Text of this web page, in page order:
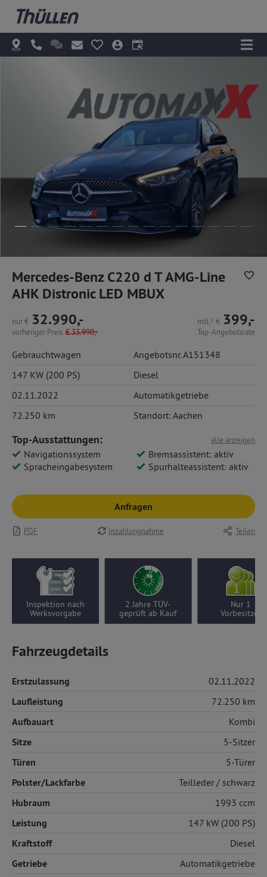
Mercedes-Benz C220 d T AMG-Line
AHK Distronic LED MBUX
nur€ 32.990,-
vorheriger Preis €33.990,-
mtl.1 € 399,-
Top-Angebotsrate
Gebrauchtwagen
Angebotsnr. A151348
147 KW (200 PS)
Diesel
02.11.2022
Automatikgetriebe
72.250 km
Standort: Aachen
alle anzeigen
Top-Ausstattungen:
Navigationssystem
Bremsassistent: aktiv
Spracheingabesystem
Spurhalteassistent: aktiv
Anfragen
PDF Inzahlungnahme Teilen
Inspektion nach
Werksvorgabe
2 Jahre TÜV-
geprüft ab Kauf
Nur 1
Vorbesitzer
Fahrzeugdetails
Erstzulassung 02.11.2022
Laufleistung 72.250 km
Aufbauart Kombi
Sitze 5-Sitzer
Türen 5-Türer
Polster/Lackfarbe Teilleder / schwarz
Hubraum 1993 ccm
Leistung 147 kW (200 PS)
Kraftstoff Diesel
Getriebe Automatikgetriebe